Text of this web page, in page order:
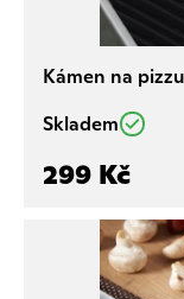
Kámen na
Skladem
299 Kč